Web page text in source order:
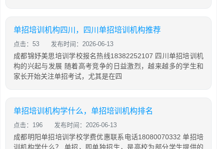
单招培训机构四川，四川单招培训机构推荐
点击：53 发布时间：2026-06-13
成都锦妤美思培训学校报名热线18382252107 四川单招培训机
构的兴起与发展 随着高考竞争的日益激烈，越来越多的学生和
家长开始关注单招考试，尤其是在四
单招培训机构学什么，单招培训机构排名
点击：196 发布时间：2026-06-13
成都明阳单招培训学校学费优惠联系电话18080070332 单招培
训机构学什么？ 单招，即单独招生，是高校为部分学生提供的